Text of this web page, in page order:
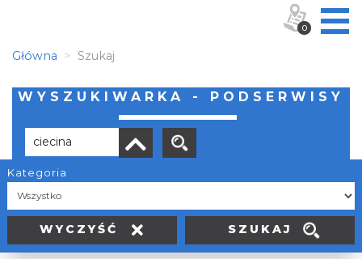
Główna Szukaj
WYSZUKIWARKA - PODSERWISY
Kategoria
WYCZYŚĆ SZUKAJ
Brak wyników
0